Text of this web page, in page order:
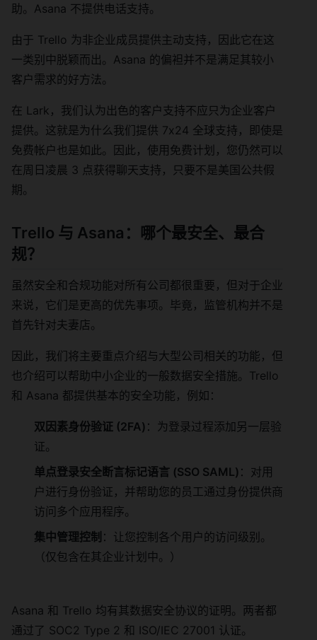
助。Asana 不提供电话支持。
由于 Trello 为非企业成员提供主动支持，因此它在这
一类别中脱颖而出。Asana 的偏袒并不是满足其较小
客户需求的好方法。
在 Lark，我们认为出色的客户支持不应只为企业客户
提供。这就是为什么我们提供 7x24 全球支持，即使是
免费帐户也是如此。因此，使用免费计划，您仍然可以
在周日凌晨 3 点获得聊天支持，只要不是美国公共假
期。
Trello 与 Asana：哪个最安全、最合
规？
虽然安全和合规功能对所有公司都很重要，但对于企业
来说，它们是更高的优先事项。毕竟，监管机构并不是
首先针对夫妻店。
因此，我们将主要重点介绍与大型公司相关的功能，但
也介绍可以帮助中小企业的一般数据安全措施。Trello
和 Asana 都提供基本的安全功能，例如：
双因素身份验证 (2FA) ：为登录过程添加另一层验
证。
单点登录安全断言标记语言 (SSO SAML) ：对用
户进行身份验证，并帮助您的员工通过身份提供商
访问多个应用程序。
集中管理控制 ：让您控制各个用户的访问级别。
（仅包含在其企业计划中。）
Asana 和 Trello 均有其数据安全协议的证明。两者都
通过了 SOC2 Type 2 和 ISO/IEC 27001 认证。